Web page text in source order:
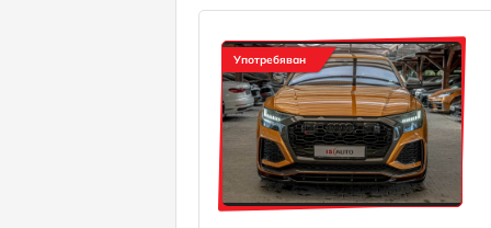
Употребяван